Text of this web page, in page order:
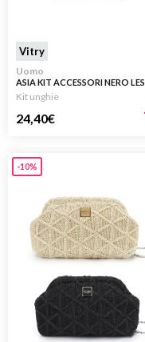
Vitry
Uomo
ASIA KIT ACCESSORI NERO LES
ESSENTIELS 1 KIT
Kit unghie
24,40€
-10%